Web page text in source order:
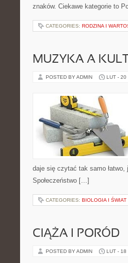
znaków. Ciekawe kategorie to
CATEGORIES: RODZINA I
MUZYKA A
POSTED BY ADMIN LUT - 20
daje się czytać tak samo
Społeczeństwo […]
CATEGORIES: BIOLOGIA I ŚWIAT
CIĄŻA I PORÓD
POSTED BY ADMIN LUT - 18